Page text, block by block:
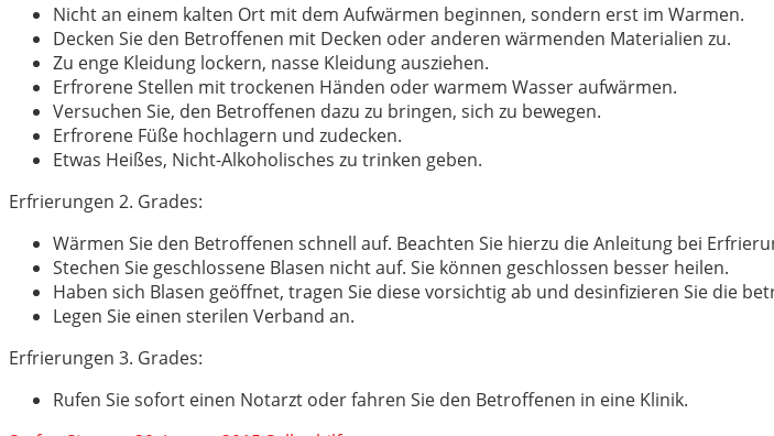
Nicht an einem kalten Ort mit dem Aufwärmen beginnen, sondern erst im Warmen.
Decken Sie den Betroffenen mit Decken oder anderen wärmenden Materialien zu.
Zu enge Kleidung lockern, nasse Kleidung ausziehen.
Erfrorene Stellen mit trockenen Händen oder warmem Wasser aufwärmen.
Versuchen Sie, den Betroffenen dazu zu bringen, sich zu bewegen.
Erfrorene Füße hochlagern und zudecken.
Etwas Heißes, Nicht-Alkoholisches zu trinken geben.
Erfrierungen 2. Grades:
Wärmen Sie den Betroffenen schnell auf. Beachten Sie hierzu die Anleitung bei
Stechen Sie geschlossene Blasen nicht auf. Sie können geschlossen besser heilen.
Haben sich Blasen geöffnet, tragen Sie diese vorsichtig ab und desinfizieren Sie die
Legen Sie einen sterilen Verband an.
Erfrierungen 3. Grades:
Rufen Sie sofort einen Notarzt oder fahren Sie den Betroffenen in eine Klinik.